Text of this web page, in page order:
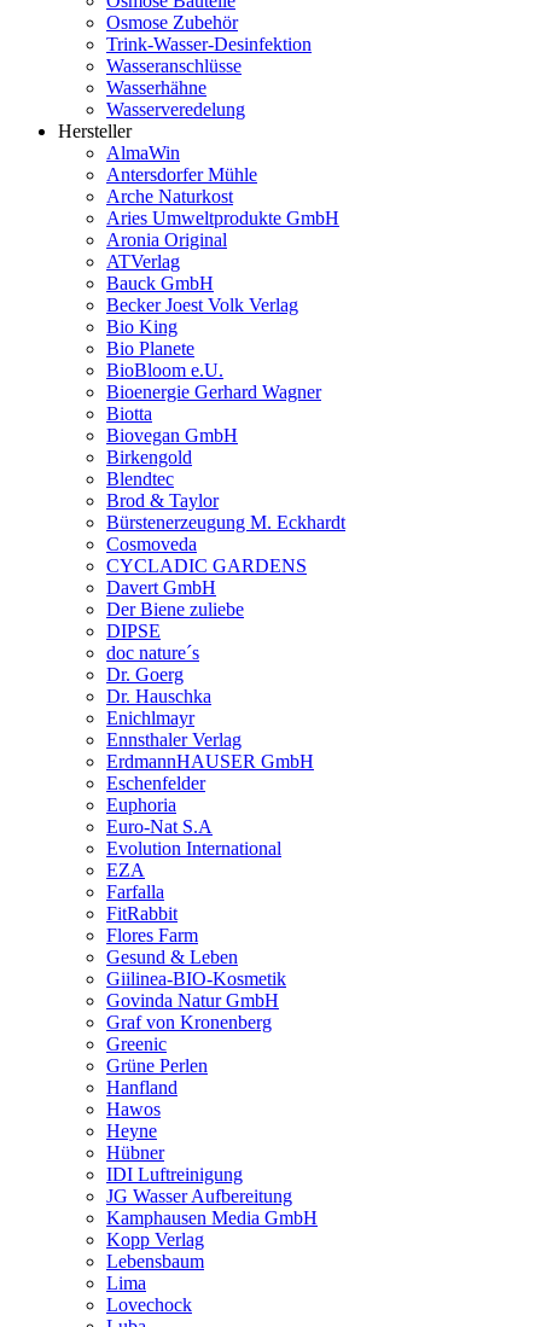
Osmose Zubehör
Trink-Wasser-Desinfektion
Wasseranschlüsse
Wasserhähne
Wasserveredelung
Hersteller
AlmaWin
Antersdorfer Mühle
Arche Naturkost
Aries Umweltprodukte GmbH
Aronia Original
ATVerlag
Bauck GmbH
Becker Joest Volk Verlag
Bio King
Bio Planete
BioBloom e.U.
Bioenergie Gerhard Wagner
Biotta
Biovegan GmbH
Birkengold
Blendtec
Brod & Taylor
Bürstenerzeugung M. Eckhardt
Cosmoveda
CYCLADIC GARDENS
Davert GmbH
Der Biene zuliebe
DIPSE
doc nature´s
Dr. Goerg
Dr. Hauschka
Enichlmayr
Ennsthaler Verlag
ErdmannHAUSER GmbH
Eschenfelder
Euphoria
Euro-Nat S.A
Evolution International
EZA
Farfalla
FitRabbit
Flores Farm
Gesund & Leben
Giilinea-BIO-Kosmetik
Govinda Natur GmbH
Graf von Kronenberg
Greenic
Grüne Perlen
Hanfland
Hawos
Heyne
Hübner
IDI Luftreinigung
JG Wasser Aufbereitung
Kamphausen Media GmbH
Kopp Verlag
Lebensbaum
Lima
Lovechock